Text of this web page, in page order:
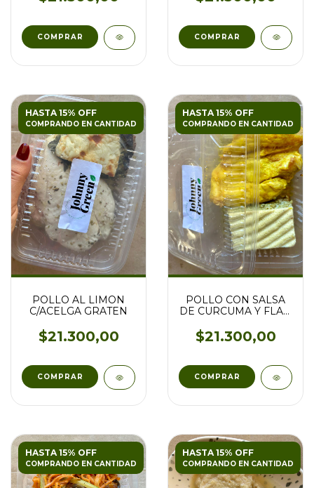
HASTA 15% OFF
COMPRANDO EN CANTIDAD
POLLO AL LIMON
C/ACELGA GRATEN
$21.300,00
HASTA 15% OFF
COMPRANDO EN CANTIDAD
POLLO CON SALSA
DE CURCUMA Y FLAN
$21.300,00
HASTA 15% OFF
COMPRANDO EN CANTIDAD
HASTA 15% OFF
COMPRANDO EN CANTIDAD